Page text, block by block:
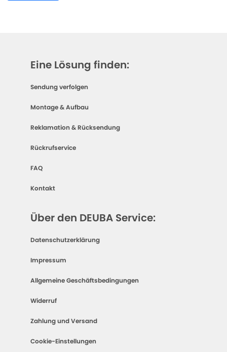
Eine Lösung finden:
Sendung verfolgen
Montage & Aufbau
Reklamation & Rücksendung
Rückrufservice
FAQ
Kontakt
Über den DEUBA Service:
Datenschutzerklärung
Impressum
Allgemeine Geschäftsbedingungen
Widerruf
Zahlung und Versand
Cookie-Einstellungen